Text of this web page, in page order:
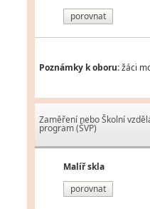
porovnat
Poznámky k oboru:žáci
Zaměření nebo Školní
program (ŠVP)
Malíř skla
porovnat